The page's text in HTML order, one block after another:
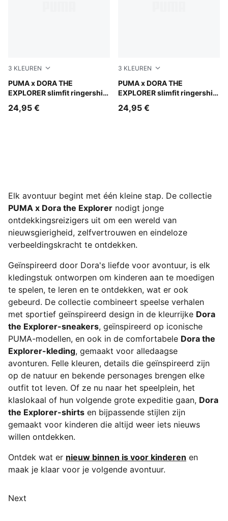
3 KLEUREN
PUMA x DORA THE
EXPLORER slimfit ringershirt
Pink Opal
24,95 €
3 KLEUREN
PUMA x DORA THE
EXPLORER slimfit ringershirt
Chambray Blue
24,95 €
Elk avontuur begint met één kleine stap. De collectie
PUMA x Dora the Explorer nodigt jonge
ontdekkingsreizigers uit om een wereld van
nieuwsgierigheid, zelfvertrouwen en eindeloze
verbeeldingskracht te ontdekken.
Geïnspireerd door Dora's liefde voor avontuur, is elk
kledingstuk ontworpen om kinderen aan te moedigen
te spelen, te leren en te ontdekken, wat er ook
gebeurd. De collectie combineert speelse verhalen
met sportief geïnspireerd design in de kleurrijke Dora
the Explorer-sneakers, geïnspireerd op iconische
PUMA-modellen, en ook in de comfortabele Dora the
Explorer-kleding, gemaakt voor alledaagse
avonturen. Felle kleuren, details die geïnspireerd zijn
op de natuur en bekende personages brengen elke
outfit tot leven. Of ze nu naar het speelplein, het
klaslokaal of hun volgende grote expeditie gaan, Dora
the Explorer-shirts en bijpassende stijlen zijn
gemaakt voor kinderen die altijd weer iets nieuws
willen ontdekken.
Ontdek wat er nieuw binnen is voor kinderen en
maak je klaar voor je volgende avontuur.
Next